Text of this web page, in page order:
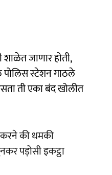
जाणार होती,
पोलिस स्टेशन गाठले
ती एका बंद खोलीत
करने की धमकी
पड़ोसी इकट्ठा